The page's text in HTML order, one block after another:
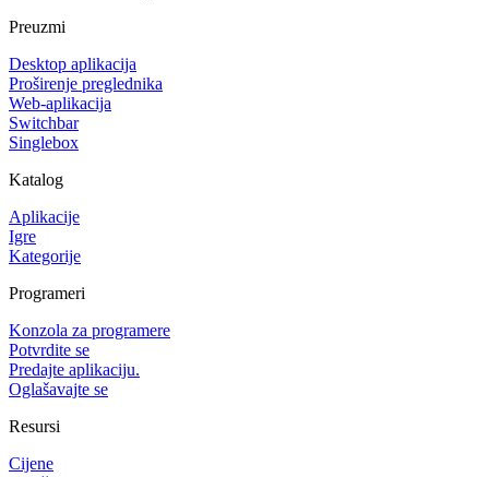
Preuzmi
Desktop aplikacija
Proširenje preglednika
Web-aplikacija
Switchbar
Singlebox
Katalog
Aplikacije
Igre
Kategorije
Programeri
Konzola za programere
Potvrdite se
Predajte aplikaciju.
Oglašavajte se
Resursi
Cijene